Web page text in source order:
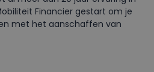
Financier gestart om je
met het aanschaffen van